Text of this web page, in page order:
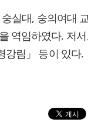
실대, 숭의여대
역임하였다. 저
강림」 등이 있다.